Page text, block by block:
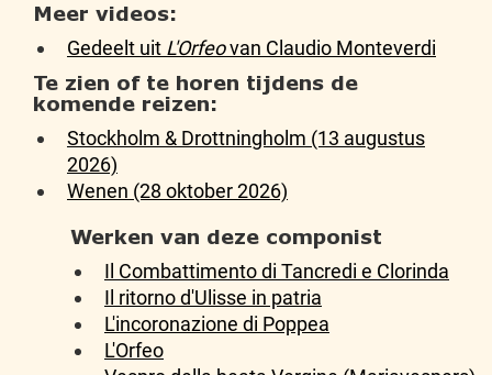
Meer videos:
Gedeelt uit L'Orfeovan Claudio Monteverdi
Te zien of te horen tijdens de
komende reizen:
Stockholm & Drottningholm (13 augustus
2026)
Wenen (28 oktober 2026)
Werken van deze componist
Il Combattimento di Tancredi e Clorinda
Il ritorno d'Ulisse in patria
L'incoronazione di Poppea
L'Orfeo